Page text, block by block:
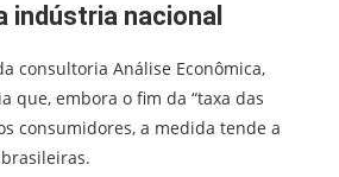
indústria nacional
consultoria Análise Econômica,
que, embora o fim da “taxa das
consumidores, a medida tende a